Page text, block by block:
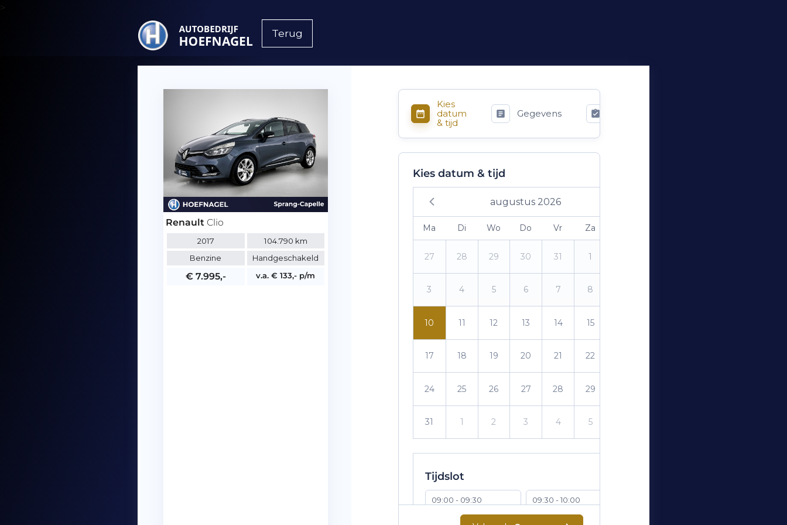
>
Terug
RenaultClio
2017
104.790 km
Benzine
Handgeschakeld
€ 7.995,- v.a. € 133,- p/m
Kies
datum
& tijd
Gegevens
Kies datum & tijd
augustus 2026
Ma Di Wo Do Vr Za
27 28 29 30 31 1
3 4 5 6 7 8
10 11 12 13 14 15
17 18 19 20 21 22
24 25 26 27 28 29
31 1 2 3 4 5
Tijdslot
09:00 - 09:30 09:30 - 10:00